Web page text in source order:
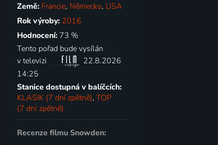
Země: Francie, Německo, USA
Rok výroby: 2016
Hodnocení: 73 %
Tento pořad bude vysílán
v televizi
22.8.2026
14:25
Stanice dostupná v balíčcích:
KLASIK (7 dní zpětně),TOP
(7 dní zpětně)
Recenze filmu Snowden: